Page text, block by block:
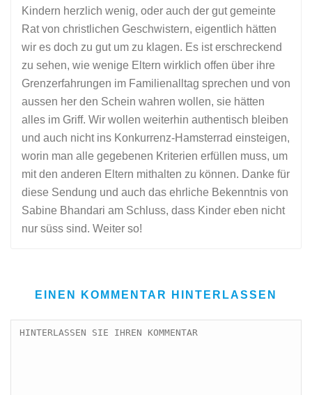
Kindern herzlich wenig, oder auch der gut gemeinte
Rat von christlichen Geschwistern, eigentlich hätten
wir es doch zu gut um zu klagen. Es ist erschreckend
zu sehen, wie wenige Eltern wirklich offen über ihre
Grenzerfahrungen im Familienalltag sprechen und von
aussen her den Schein wahren wollen, sie hätten
alles im Griff. Wir wollen weiterhin authentisch bleiben
und auch nicht ins Konkurrenz-Hamsterrad einsteigen,
worin man alle gegebenen Kriterien erfüllen muss, um
mit den anderen Eltern mithalten zu können. Danke für
diese Sendung und auch das ehrliche Bekenntnis von
Sabine Bhandari am Schluss, dass Kinder eben nicht
nur süss sind. Weiter so!
EINEN KOMMENTAR HINTERLASSEN